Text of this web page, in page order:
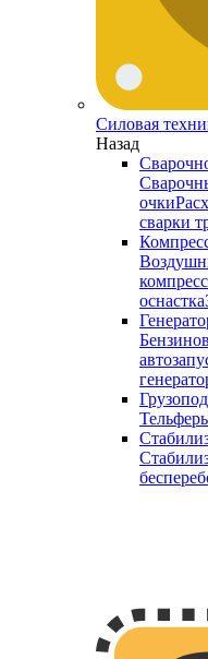
Силовая
Назад
очки
сварки
оснастка